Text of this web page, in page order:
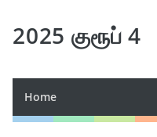
2025 குரூப் 4
Home